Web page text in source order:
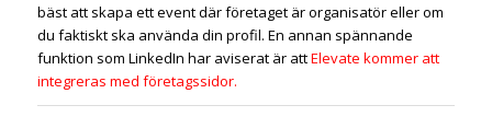
bäst att skapa ett event där företaget är organisatör eller om
du faktiskt ska använda din profil. En annan spännande
funktion som LinkedIn har aviserat är attElevate kommer att
integreras med företagssidor.